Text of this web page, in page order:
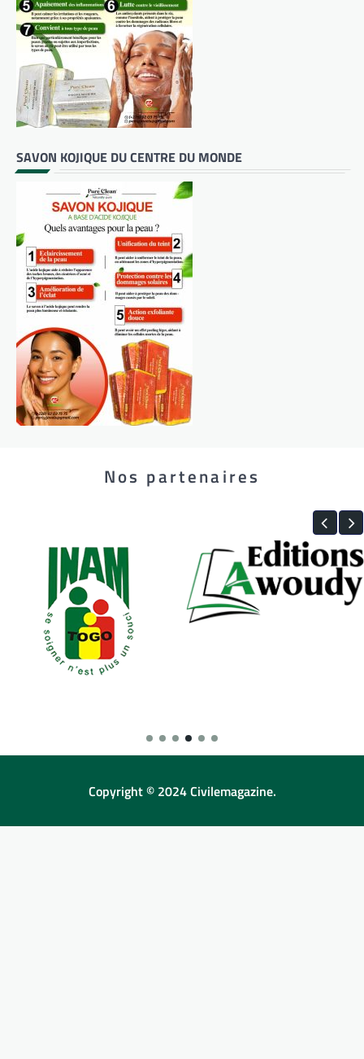
SAVON KOJIQUE DU CENTRE DU MONDE
Nos partenaires
Copyright © 2024 Civilemagazine.